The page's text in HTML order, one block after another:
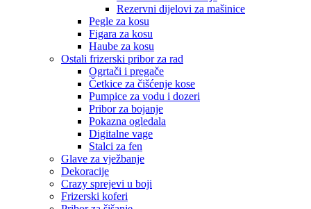
Rezervni dijelovi za mašinice
Pegle za kosu
Figara za kosu
Haube za kosu
Ostali frizerski pribor za rad
Ogrtači i pregače
Četkice za čišćenje kose
Pumpice za vodu i dozeri
Pribor za bojanje
Pokazna ogledala
Digitalne vage
Stalci za fen
Glave za vježbanje
Dekoracije
Crazy sprejevi u boji
Frizerski koferi